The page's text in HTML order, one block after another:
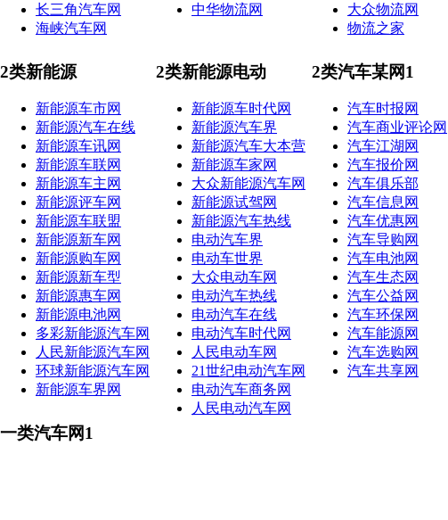
长三角汽车网
海峡汽车网
中华物流网
大众物流网
物流之家
2类新能源
新能源车市网
新能源汽车在线
新能源车讯网
新能源车联网
新能源车主网
新能源评车网
新能源车联盟
新能源新车网
新能源购车网
新能源新车型
新能源惠车网
新能源电池网
多彩新能源汽车网
人民新能源汽车网
环球新能源汽车网
新能源车界网
2类新能源电动
新能源车时代网
新能源汽车界
新能源汽车大本营
新能源车家网
大众新能源汽车网
新能源试驾网
新能源汽车热线
电动汽车界
电动车世界
大众电动车网
电动汽车热线
电动汽车在线
电动汽车时代网
人民电动车网
21世纪电动汽车网
电动汽车商务网
人民电动汽车网
2类汽车某网1
汽车时报网
汽车商业评论网
汽车江湖网
汽车报价网
汽车俱乐部
汽车信息网
汽车优惠网
汽车导购网
汽车电池网
汽车生态网
汽车公益网
汽车环保网
汽车能源网
汽车选购网
汽车共享网
一类汽车网1